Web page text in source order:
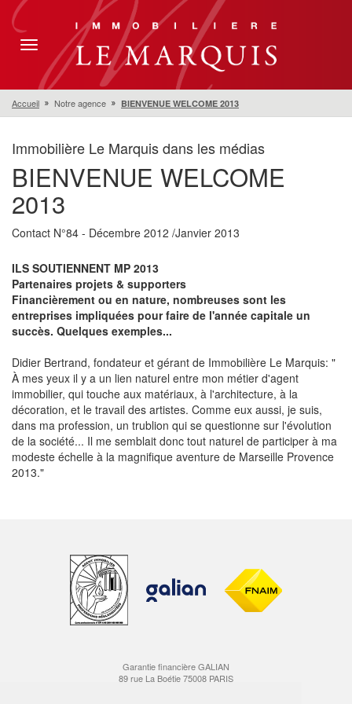
Toggle
navigation
Accueil Notre agence BIENVENUE WELCOME 2013
Immobilière Le Marquis dans les médias
BIENVENUE WELCOME
2013
Contact N°84 - Décembre 2012 /Janvier 2013
ILS SOUTIENNENT MP 2013
Partenaires projets & supporters
Financièrement ou en nature, nombreuses sont les
entreprises impliquées pour faire de l'année capitale un
succès. Quelques exemples...
Didier Bertrand, fondateur et gérant de Immobilière Le Marquis: "
À mes yeux il y a un lien naturel entre mon métier d'agent
immobilier, qui touche aux matériaux, à l'architecture, à la
décoration, et le travail des artistes. Comme eux aussi, je suis,
dans ma profession, un trublion qui se questionne sur l'évolution
de la société... Il me semblait donc tout naturel de participer à ma
modeste échelle à la magnifique aventure de Marseille Provence
2013."
Garantie financière GALIAN
89 rue La Boétie 75008 PARIS